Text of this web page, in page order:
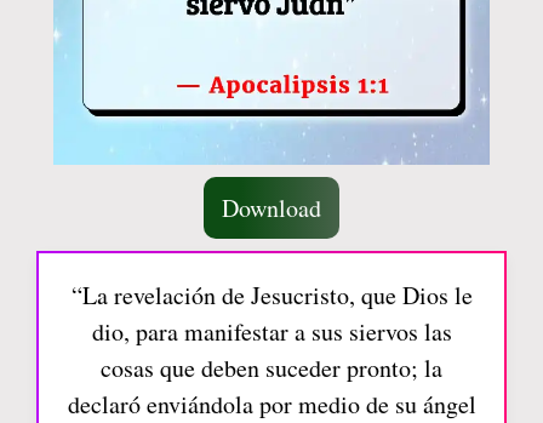
Download
“La revelación de Jesucristo, que Dios le
dio, para manifestar a sus siervos las
cosas que deben suceder pronto; la
declaró enviándola por medio de su ángel